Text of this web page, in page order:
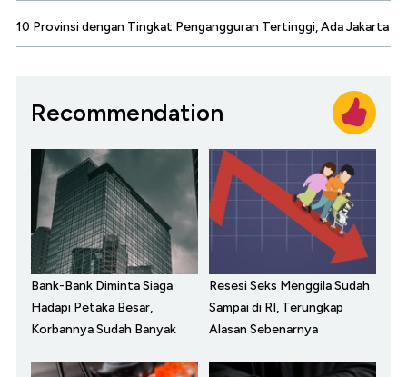
10 Provinsi dengan Tingkat Pengangguran Tertinggi, Ada Jakarta
Recommendation
Bank-Bank Diminta Siaga
Hadapi Petaka Besar,
Korbannya Sudah Banyak
Resesi Seks Menggila Sudah
Sampai di RI, Terungkap
Alasan Sebenarnya